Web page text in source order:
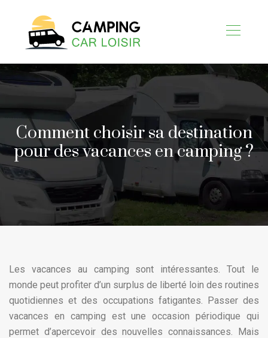
Comment choisir sa destination
pour des vacances en camping ?
Les vacances au camping sont intéressantes. Tout le
monde peut profiter d’un surplus de liberté loin des routines
quotidiennes et des occupations fatigantes. Passer des
vacances en camping est une occasion périodique qui
permet d’apercevoir des nouvelles connaissances. Mais